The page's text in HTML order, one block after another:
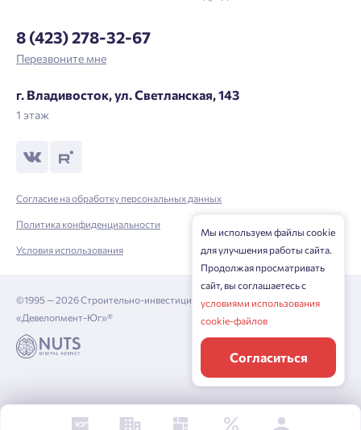
8 (423) 278-32-67
Перезвоните мне
г. Владивосток, ул. Светланская, 143
1 этаж
Согласие на обработку персональных данных
Политика конфиденциальности
Условия использования
©1995 — 2026 Строительно-инвестиционная корпорация
«Девелопмент-Юг»®
Мы используем файлы cookie
для улучшения работы сайта.
Продолжая просматривать
сайт, вы соглашаетесь с
условиями использования
cookie-файлов
Согласиться